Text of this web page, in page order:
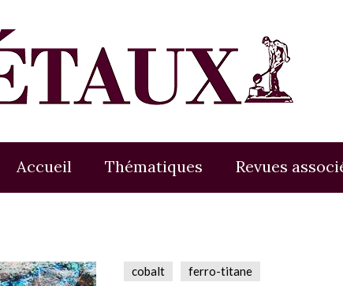
Accueil Thématiques Revues
cobalt ferro-titane